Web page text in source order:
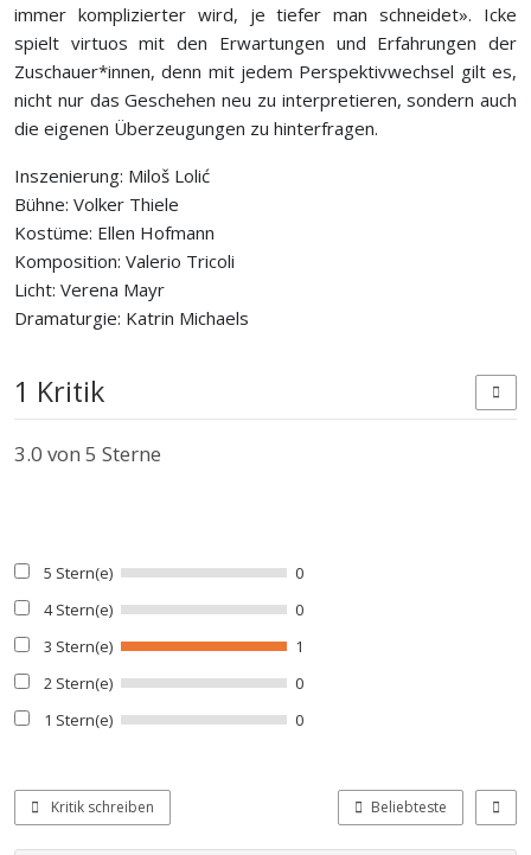
immer komplizierter wird, je tiefer man schneidet». Icke
spielt virtuos mit den Erwartungen und Erfahrungen der
Zuschauer*innen, denn mit jedem Perspektivwechsel gilt es,
nicht nur das Geschehen neu zu interpretieren, sondern auch
die eigenen Überzeugungen zu hinterfragen.
Inszenierung: Miloš Lolić
Bühne: Volker Thiele
Kostüme: Ellen Hofmann
Komposition: Valerio Tricoli
Licht: Verena Mayr
Dramaturgie: Katrin Michaels
1 Kritik
3.0 von 5 Sterne
5 Stern(e)
0
4 Stern(e)
0
3 Stern(e)
1
2 Stern(e)
0
1 Stern(e)
0
Kritik schreiben Beliebteste